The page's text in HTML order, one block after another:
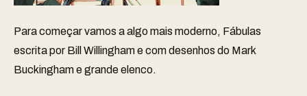
Para começar vamos a algo mais moderno, Fábulas
escrita por Bill Willingham e com desenhos do Mark
Buckingham e grande elenco.